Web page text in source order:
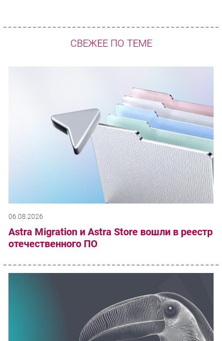
СВЕЖЕЕ ПО ТЕМЕ
06.08.2026
Astra Migration и Astra Store вошли в реестр
отечественного ПО